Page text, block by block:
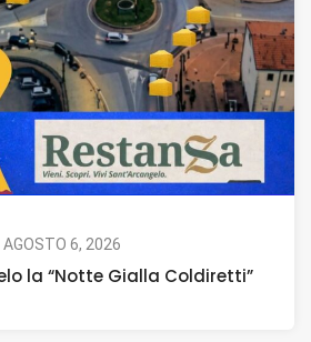
AGOSTO 6, 2026
la “Notte Gialla Coldiretti”